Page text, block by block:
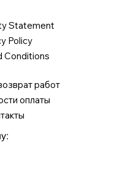
Statement
Policy
Conditions
работ
оплаты